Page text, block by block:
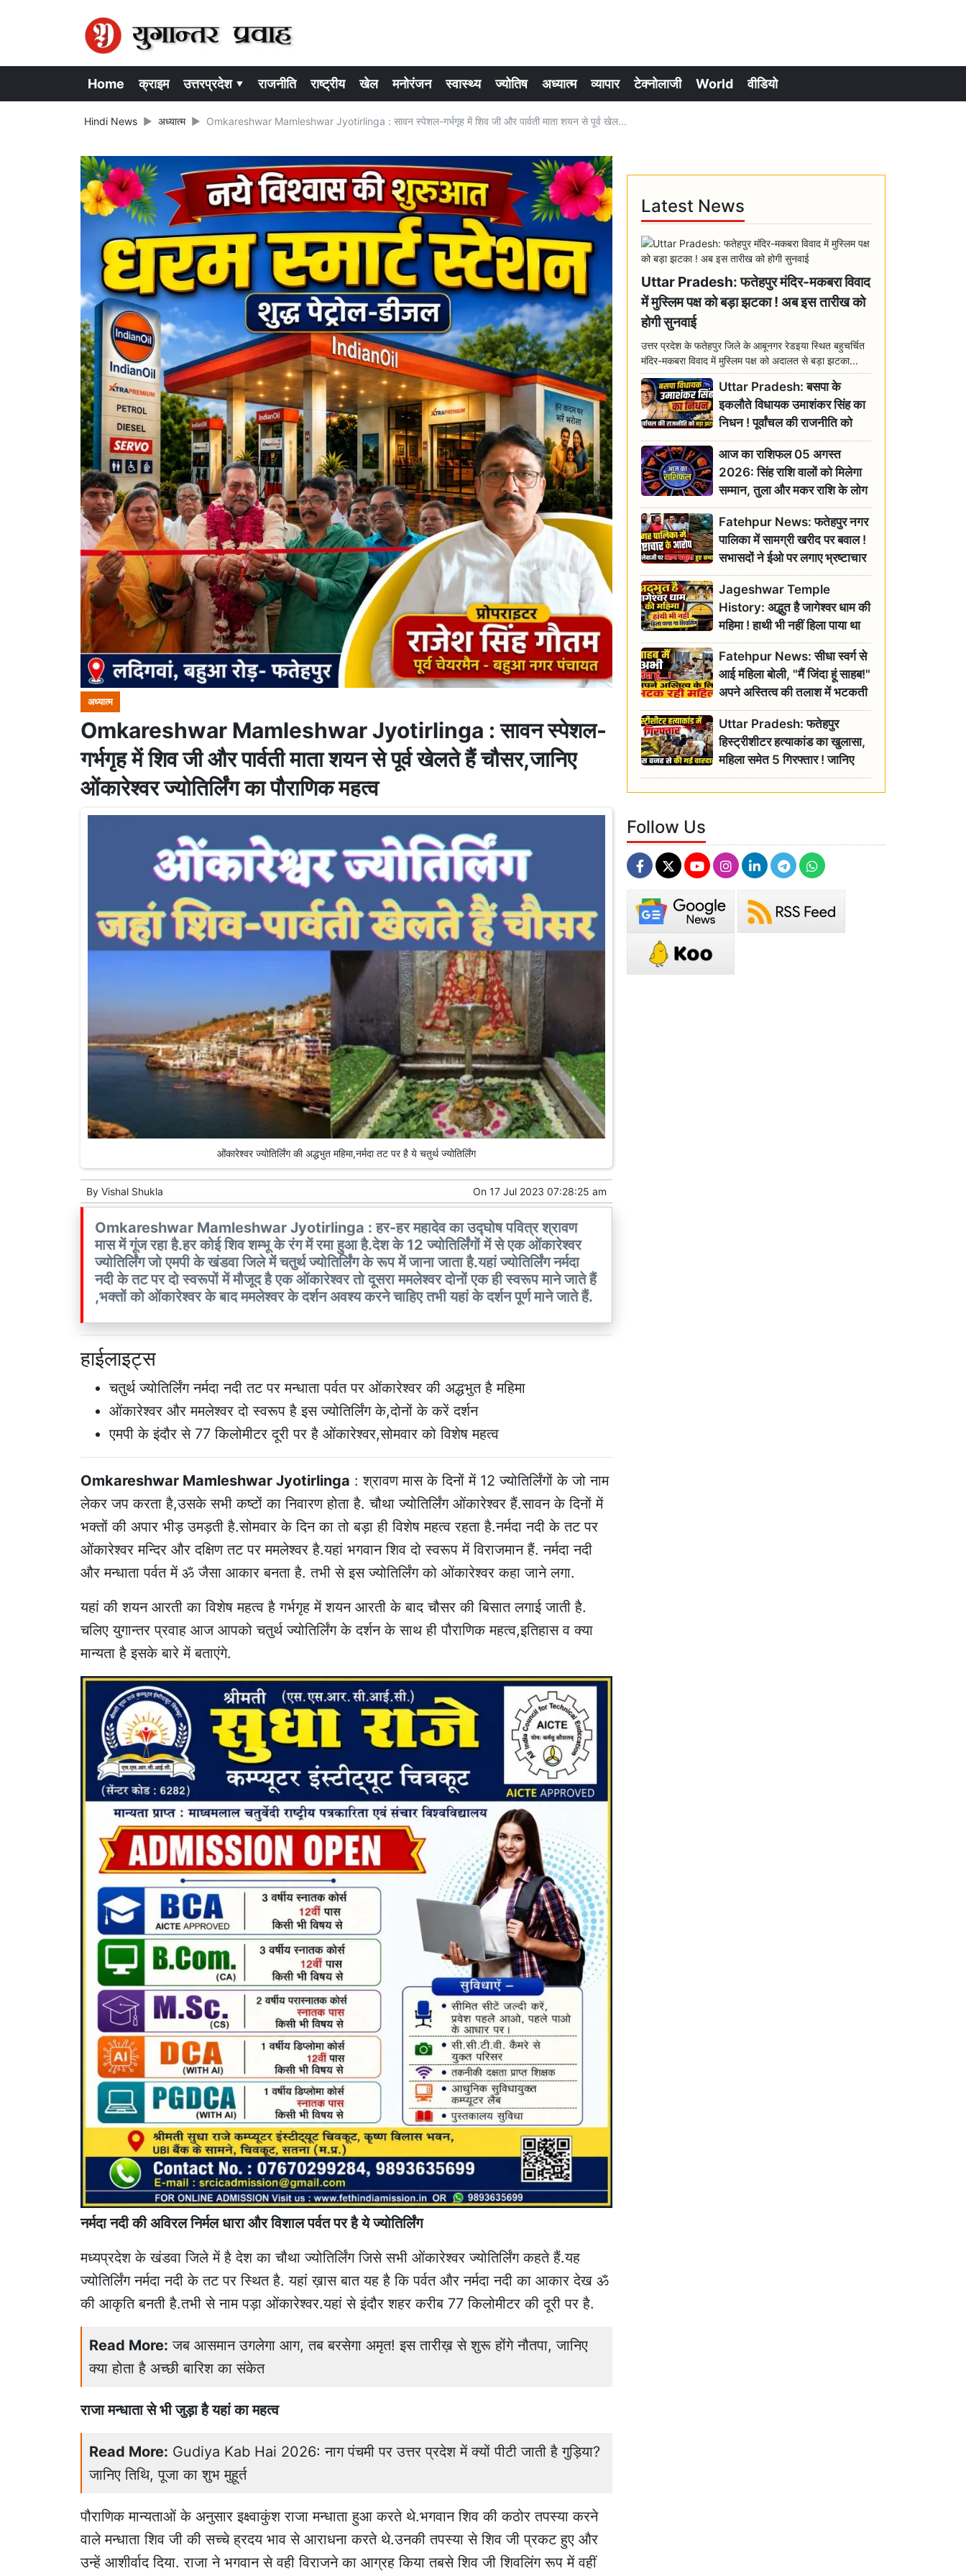
Home क्राइम उत्तरप्रदेश ▾ राजनीति राष्ट्रीय खेल मनोरंजन स्वास्थ्य ज्योतिष अध्यात्म व्यापार टेक्नोलाजी World वीडियो
Hindi News अध्यात्म Omkareshwar Mamleshwar Jyotirlinga : सावन स्पेशल-गर्भगृह में शिव जी और पार्वती माता शयन से पूर्व खेल...
अध्यात्म
Omkareshwar Mamleshwar Jyotirlinga : सावन स्पेशल-
गर्भगृह में शिव जी और पार्वती माता शयन से पूर्व खेलते हैं चौसर,जानिए
ओंकारेश्वर ज्योतिर्लिंग का पौराणिक महत्व
ओंकारेश्वर ज्योतिर्लिंग की अद्धभुत महिमा,नर्मदा तट पर है ये चतुर्थ ज्योतिर्लिंग
By Vishal Shukla On 17 Jul 2023 07:28:25 am
Omkareshwar Mamleshwar Jyotirlinga : हर-हर महादेव का उद्घोष पवित्र श्रावण
मास में गूंज रहा है.हर कोई शिव शम्भू के रंग में रमा हुआ है.देश के 12 ज्योतिर्लिंगों में से एक ओंकारेश्वर
ज्योतिर्लिंग जो एमपी के खंडवा जिले में चतुर्थ ज्योतिर्लिंग के रूप में जाना जाता है.यहां ज्योतिर्लिंग नर्मदा
नदी के तट पर दो स्वरूपों में मौजूद है एक ओंकारेश्वर तो दूसरा ममलेश्वर दोनों एक ही स्वरूप माने जाते हैं
,भक्तों को ओंकारेश्वर के बाद ममलेश्वर के दर्शन अवश्य करने चाहिए तभी यहां के दर्शन पूर्ण माने जाते हैं.
हाईलाइट्स
चतुर्थ ज्योतिर्लिंग नर्मदा नदी तट पर मन्धाता पर्वत पर ओंकारेश्वर की अद्धभुत है महिमा
ओंकारेश्वर और ममलेश्वर दो स्वरूप है इस ज्योतिर्लिंग के,दोनों के करें दर्शन
एमपी के इंदौर से 77 किलोमीटर दूरी पर है ओंकारेश्वर,सोमवार को विशेष महत्व
Omkareshwar Mamleshwar Jyotirlinga : श्रावण मास के दिनों में 12 ज्योतिर्लिंगों के जो नाम
लेकर जप करता है,उसके सभी कष्टों का निवारण होता है. चौथा ज्योतिर्लिंग ओंकारेश्वर हैं.सावन के दिनों में
भक्तों की अपार भीड़ उमड़ती है.सोमवार के दिन का तो बड़ा ही विशेष महत्व रहता है.नर्मदा नदी के तट पर
ओंकारेश्वर मन्दिर और दक्षिण तट पर ममलेश्वर है.यहां भगवान शिव दो स्वरूप में विराजमान हैं. नर्मदा नदी
और मन्धाता पर्वत में ॐ जैसा आकार बनता है. तभी से इस ज्योतिर्लिंग को ओंकारेश्वर कहा जाने लगा.
यहां की शयन आरती का विशेष महत्व है गर्भगृह में शयन आरती के बाद चौसर की बिसात लगाई जाती है.
चलिए युगान्तर प्रवाह आज आपको चतुर्थ ज्योतिर्लिंग के दर्शन के साथ ही पौराणिक महत्व,इतिहास व क्या
मान्यता है इसके बारे में बताएंगे.
नर्मदा नदी की अविरल निर्मल धारा और विशाल पर्वत पर है ये ज्योतिर्लिंग
मध्यप्रदेश के खंडवा जिले में है देश का चौथा ज्योतिर्लिंग जिसे सभी ओंकारेश्वर ज्योतिर्लिंग कहते हैं.यह
ज्योतिर्लिंग नर्मदा नदी के तट पर स्थित है. यहां ख़ास बात यह है कि पर्वत और नर्मदा नदी का आकार देख ॐ
की आकृति बनती है.तभी से नाम पड़ा ओंकारेश्वर.यहां से इंदौर शहर करीब 77 किलोमीटर की दूरी पर है.
Read More: जब आसमान उगलेगा आग, तब बरसेगा अमृत! इस तारीख़ से शुरू होंगे नौतपा, जानिए
क्या होता है अच्छी बारिश का संकेत
राजा मन्धाता से भी जुड़ा है यहां का महत्व
Read More: Gudiya Kab Hai 2026: नाग पंचमी पर उत्तर प्रदेश में क्यों पीटी जाती है गुड़िया?
जानिए तिथि, पूजा का शुभ मुहूर्त
पौराणिक मान्यताओं के अनुसार इक्ष्वाकुंश राजा मन्धाता हुआ करते थे.भगवान शिव की कठोर तपस्या करने
वाले मन्धाता शिव जी की सच्चे ह्रदय भाव से आराधना करते थे.उनकी तपस्या से शिव जी प्रकट हुए और
उन्हें आशीर्वाद दिया. राजा ने भगवान से वही विराजने का आग्रह किया तबसे शिव जी शिवलिंग रूप में वहीं
Latest News
Uttar Pradesh: फतेहपुर मंदिर-मकबरा विवाद
में मुस्लिम पक्ष को बड़ा झटका ! अब इस तारीख को
होगी सुनवाई
उत्तर प्रदेश के फतेहपुर जिले के आबूनगर रेडइया स्थित बहुचर्चित
मंदिर-मकबरा विवाद में मुस्लिम पक्ष को अदालत से बड़ा झटका...
Uttar Pradesh: बसपा के
इकलौते विधायक उमाशंकर सिंह का
निधन ! पूर्वांचल की राजनीति को
बड़ा झटका, योगी ने जताया दुःख
आज का राशिफल 05 अगस्त
2026: सिंह राशि वालों को मिलेगा
सम्मान, तुला और मकर राशि के लोग
रहें सतर्क
Fatehpur News: फतेहपुर नगर
पालिका में सामग्री खरीद पर बवाल !
सभासदों ने ईओ पर लगाए भ्रष्टाचार
के गंभीर आरोप
Jageshwar Temple
History: अद्भुत है जागेश्वर धाम की
महिमा ! हाथी भी नहीं हिला पाया था
शिवलिंग, जानिए क्या है इसका
इतिहास
Fatehpur News: सीधा स्वर्ग से
आई महिला बोली, "मैं जिंदा हूं साहब!"
अपने अस्तित्व की तलाश में भटकती
रही बुजुर्ग, एसडीएम ने दिए जांच के
आदेश
Uttar Pradesh: फतेहपुर
हिस्ट्रीशीटर हत्याकांड का खुलासा,
महिला समेत 5 गिरफ्तार ! जानिए
क्या था कनेक्शन?
Follow Us